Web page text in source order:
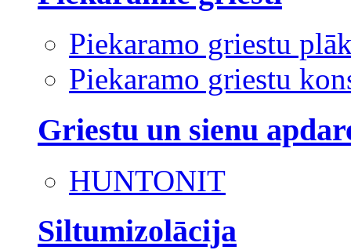
Piekaramo griestu
Piekaramo griestu
Griestu un sienu
HUNTONIT
Siltumizolācija